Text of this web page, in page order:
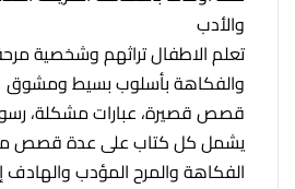
والأدب
تعلم الاطفال تراثهم وشخصية
والفكاهة بأسلوب بسيط ومشوق
قصص قصيرة، عبارات مشكلة،
يشمل كل كتاب على عدة قصص
الفكاهة والمرح المؤدب